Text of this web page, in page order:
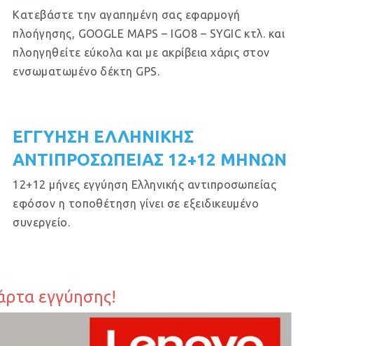
Κατεβάστε την αγαπημένη σας εφαρμογή
πλοήγησης, GOOGLE MAPS – IGO8 – SYGIC κτλ. και
πλοηγηθείτε εύκολα και με ακρίβεια χάρις στον
ενσωματωμένο δέκτη GPS.
ΕΓΓΥΗΣΗ ΕΛΛΗΝΙΚΗΣ
ΑΝΤΙΠΡΟΣΩΠΕΙΑΣ 12+12 ΜΗΝΩΝ
12+12 μήνες εγγύηση Ελληνικής αντιπροσωπείας
εφόσον η τοποθέτηση γίνει σε εξειδικευμένο
συνεργείο.
εγγύησης!